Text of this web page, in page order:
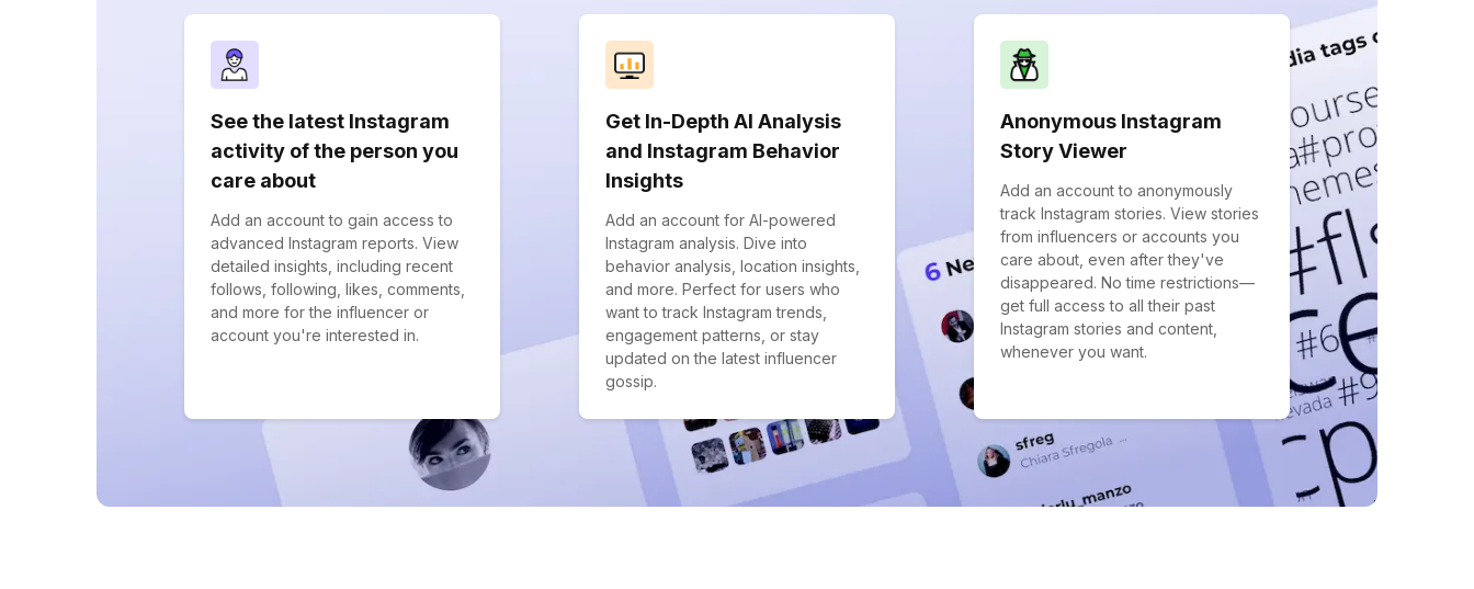
See the latest Instagram
activity of the person you
care about
Add an account to gain access to
advanced Instagram reports. View
detailed insights, including recent
follows, following, likes, comments,
and more for the influencer or
account you're interested in.
Get In-Depth AI Analysis
and Instagram Behavior
Insights
Add an account for AI-powered
Instagram analysis. Dive into
behavior analysis, location insights,
and more. Perfect for users who
want to track Instagram trends,
engagement patterns, or stay
updated on the latest influencer
gossip.
Anonymous Instagram
Story Viewer
Add an account to anonymously
track Instagram stories. View stories
from influencers or accounts you
care about, even after they've
disappeared. No time restrictions—
get full access to all their past
Instagram stories and content,
whenever you want.